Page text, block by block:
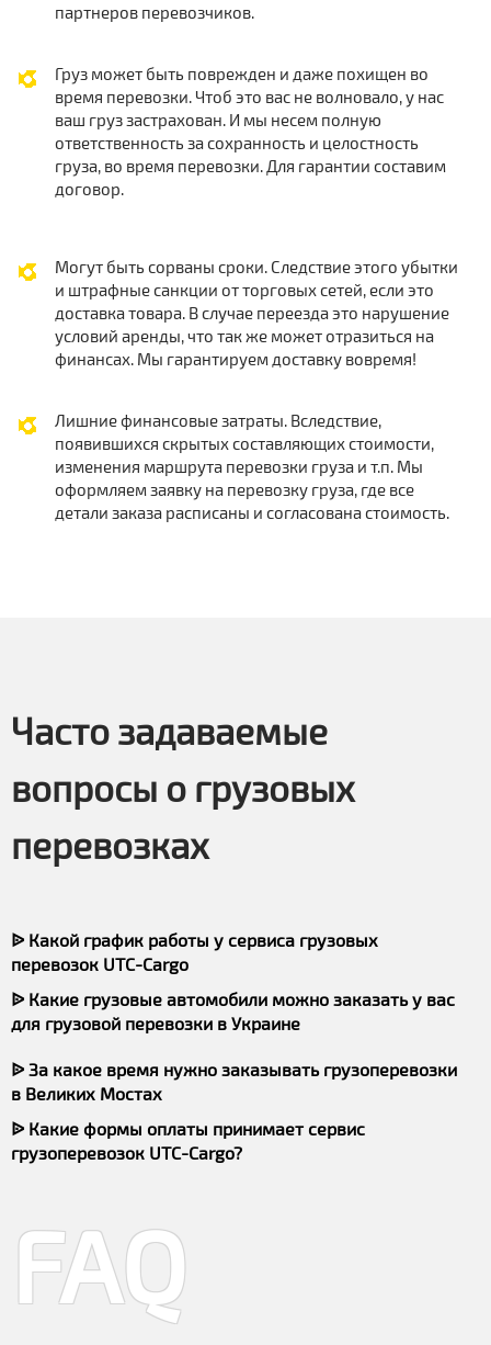
партнеров перевозчиков.
Груз может быть поврежден и даже похищен во
время перевозки. Чтоб это вас не волновало, у нас
ваш груз застрахован. И мы несем полную
ответственность за сохранность и целостность
груза, во время перевозки. Для гарантии составим
договор.
Могут быть сорваны сроки. Следствие этого убытки
и штрафные санкции от торговых сетей, если это
доставка товара. В случае переезда это нарушение
условий аренды, что так же может отразиться на
финансах. Мы гарантируем доставку вовремя!
Лишние финансовые затраты. Вследствие,
появившихся скрытых составляющих стоимости,
изменения маршрута перевозки груза и т.п. Мы
оформляем заявку на перевозку груза, где все
детали заказа расписаны и согласована стоимость.
Часто задаваемые
вопросы о грузовых
перевозках
ᐉ Какой график работы у сервиса грузовых
перевозок UTC-Cargo
ᐉ Какие грузовые автомобили можно заказать у вас
для грузовой перевозки в Украине
ᐉ За какое время нужно заказывать грузоперевозки
в Великих Мостах
ᐉ Какие формы оплаты принимает сервис
грузоперевозок UTC-Cargo?
FAQ